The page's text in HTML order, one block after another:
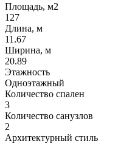
Площадь, м2
127
Длина, м
11.67
Ширина, м
20.89
Этажность
Одноэтажный
Количество спален
3
Количество санузлов
2
Архитектурный стиль